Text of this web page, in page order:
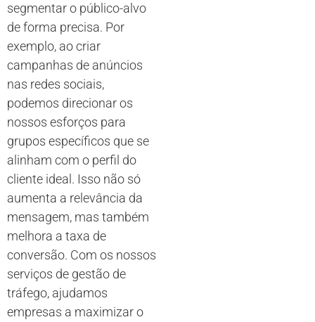
segmentar o público-alvo
de forma precisa. Por
exemplo, ao criar
campanhas de anúncios
nas redes sociais,
podemos direcionar os
nossos esforços para
grupos específicos que se
alinham com o perfil do
cliente ideal. Isso não só
aumenta a relevância da
mensagem, mas também
melhora a taxa de
conversão. Com os nossos
serviços de gestão de
tráfego, ajudamos
empresas a maximizar o